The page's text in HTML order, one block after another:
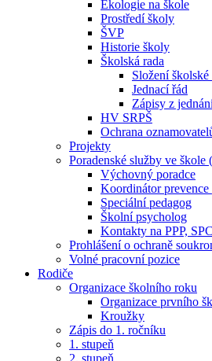
Ekologie na škole
Prostředí školy
ŠVP
Historie školy
Školská rada
Složení školské
Jednací řád
Zápisy z
HV SRPŠ
Ochrana
Projekty
Poradenské služby ve škole
Výchovný poradce
Koordinátor
Speciální pedagog
Školní psycholog
Kontakty na PPP,
Prohlášení o ochraně
Volné pracovní pozice
Rodiče
Organizace školního roku
Organizace prvního
Kroužky
Zápis do 1. ročníku
1. stupeň
2. stupeň